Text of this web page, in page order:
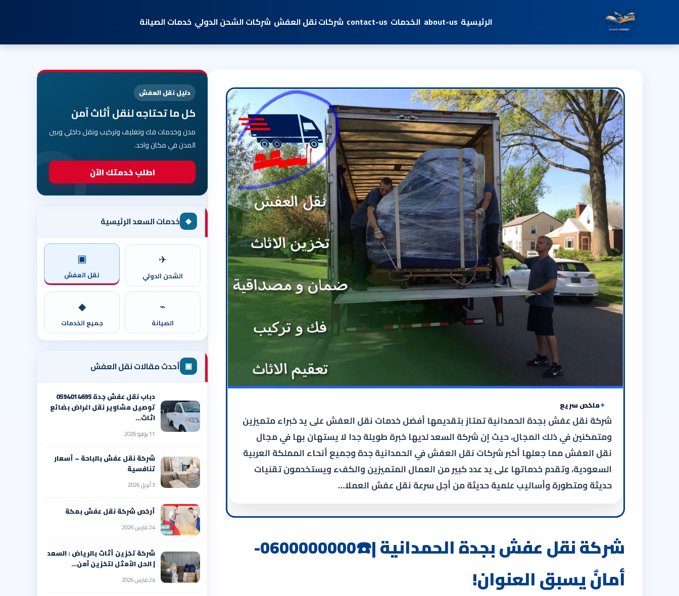
الرئيسية about-us الخدمات contact-us شركات نقل العفش شركات الشحن الدولي خدمات الصيانة
ملخص سريع
شركة نقل عفش بجدة الحمدانية تمتاز بتقديمها أفضل خدمات نقل العفش على يد خبراء متميزين
ومتمكنين في ذلك المجال، حيث إن شركة السعد لديها خبرة طويلة جدا لا يستهان بها في مجال
نقل العفش مما جعلها أكبر شركات نقل العفش في الحمدانية جدة وجميع أنحاء المملكة العربية
السعودية، وتقدم خدماتها على يد عدد كبير من العمال المتميزين والكفء ويستخدمون تقنيات
حديثة ومتطورة وأساليب علمية حديثة من أجل سرعة نقل عفش العملا…
شركة نقل عفش بجدة الحمدانية |☎️0600000000-
أمانٌ يسبق العنوان!
دليل نقل العفش
كل ما تحتاجه لنقل أثاث آمن
مدن وخدمات فك وتغليف وتركيب ونقل داخلي وبين
المدن في مكان واحد.
اطلب خدمتك الآن
◆ خدمات السعد الرئيسية
✈
الشحن الدولي
▣
نقل العفش
⌁
الصيانة
◆
جميع الخدمات
▣ أحدث مقالات نقل العفش
دباب نقل عفش جدة 0594014695
توصيل مشاوير نقل اغراض بضائع
اثاث…
11 يوليو 2026
شركة نقل عفش بالباحة – أسعار
تنافسية
3 أبريل 2026
أرخص شركة نقل عفش بمكة
24 مارس 2026
شركة تخزين أثاث بالرياض : السعد
| الحل الأمثل لتخزين آمن…
24 مارس 2026